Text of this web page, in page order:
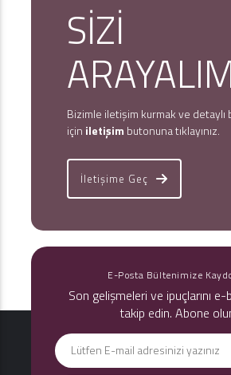
SİZİ
Bizimle iletişim kurmak ve detaylı
için iletişim butonuna tıklayınız.
İletişime Geç
E-Posta Bültenimize
Son gelişmeleri ve ipuçlarını
takip edin. Abone